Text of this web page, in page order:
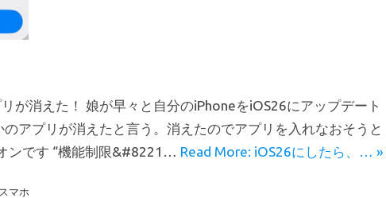
が消えた！ 娘が早々と自分のiPhoneをiOS26にアップデート
のアプリが消えたと言う。消えたのでアプリを入れなおそうと
ンです “機能制限&#8221… Read More: iOS26にしたら、… »
スマホ